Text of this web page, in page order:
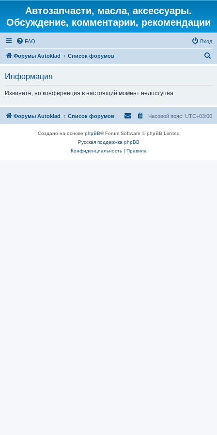
Автозапчасти, масла, аксессуары.
Обсуждение, комментарии, рекомендации
FAQ Вход
Форумы Autoklad Список форумов
Информация
Извините, но конференция в настоящий момент недоступна
Форумы Autoklad Список форумов Часовой пояс: UTC+03:00
Создано на основе phpBB® Forum Software © phpBB Limited
Русская поддержка phpBB
Конфиденциальность| Правила